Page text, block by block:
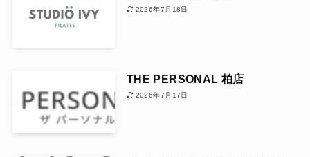
2026年7月18日
THE PERSONAL 柏店
2026年7月17日